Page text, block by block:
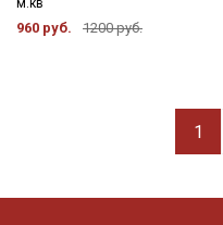
м.кв
960 руб. 1200 руб.
1